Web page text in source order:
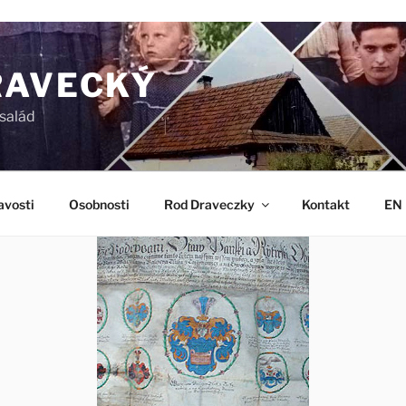
Osobnosti Rod Draveczky Kontakt EN